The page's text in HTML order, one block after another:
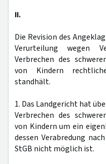
II.
Die Revision des
Verurteilung wegen
Verbrechen des
von Kindern
standhält.
1. Das Landgericht hat
Verbrechen des
von Kindern um ein
dessen Verabredung
StGB nicht möglich ist.